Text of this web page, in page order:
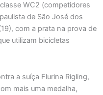
WC2 (competidores
de São José dos
com a prata na prova de
utilizam bicicletas
a suíça Flurina Rigling,
mais uma medalha,